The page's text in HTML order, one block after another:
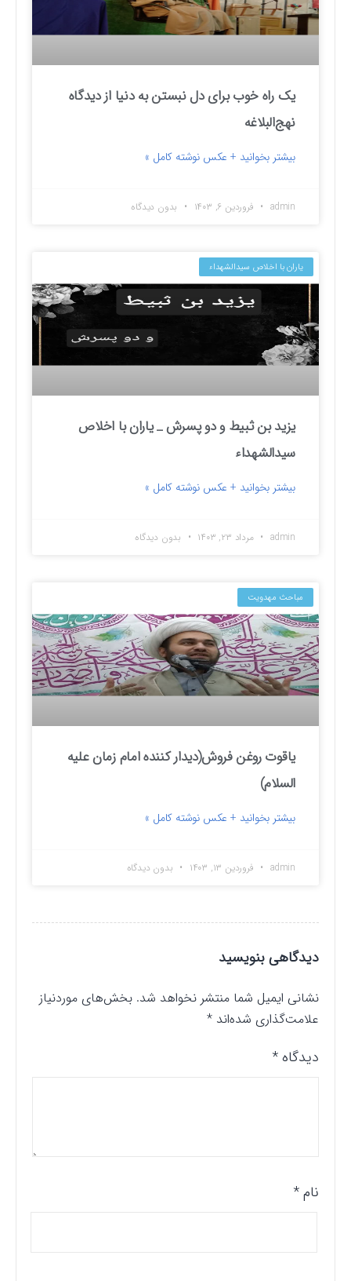
یک راه خوب برای دل نبستن به دنیا از دیدگاه
نهج‌البلاغه
بیشتر بخوانید + عکس نوشته کامل »
admin فروردین ۶, ۱۴۰۳ بدون دیدگاه
یاران با اخلاص سیدالشهداء
یزید بن ثبیط و دو پسرش _ یاران با اخلاص
سیدالشهداء
بیشتر بخوانید + عکس نوشته کامل »
admin مرداد ۲۳, ۱۴۰۳ بدون دیدگاه
مباحث مهدویت
یاقوت روغن فروش(دیدار کننده امام زمان علیه
السلام)
بیشتر بخوانید + عکس نوشته کامل »
admin فروردین ۱۳, ۱۴۰۳ بدون دیدگاه
دیدگاهی بنویسید
نشانی ایمیل شما منتشر نخواهد شد. بخش‌های موردنیاز
علامت‌گذاری شده‌اند*
دیدگاه*
نام*